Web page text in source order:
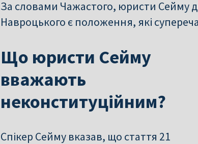
За словами Чажастого, юристи Сейму
Навроцького є положення, які
Що юристи Сейму
вважають
неконституційним?
Спікер Сейму вказав, що стаття 21